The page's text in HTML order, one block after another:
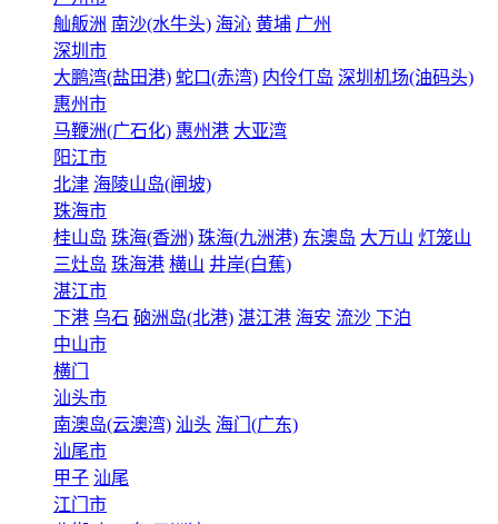
舢舨洲 南沙(水牛头) 海沁 黄埔 广州
深圳市
大鹏湾(盐田港) 蛇口(赤湾) 内伶仃岛 深圳机场(油码头)
惠州市
马鞭洲(广石化) 惠州港 大亚湾
阳江市
北津 海陵山岛(闸坡)
珠海市
桂山岛 珠海(香洲) 珠海(九洲港) 东澳岛 大万山 灯笼山
三灶岛 珠海港 横山 井岸(白蕉)
湛江市
下港 乌石 硇洲岛(北港) 湛江港 海安 流沙 下泊
中山市
横门
汕头市
南澳岛(云澳湾) 汕头 海门(广东)
汕尾市
甲子 汕尾
江门市